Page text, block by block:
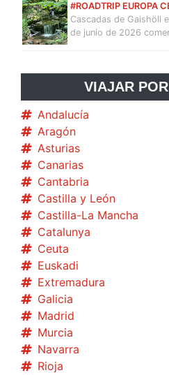
#ROADTRIP EUROPA
Cascadas de Gaishöll
de junio de 2026
VIAJAR
Andalucía
Aragón
Asturias
Canarias
Cantabria
Castilla y León
Castilla-La Mancha
Catalunya
Ceuta
Euskadi
Extremadura
Galicia
Madrid
Murcia
Navarra
Rioja